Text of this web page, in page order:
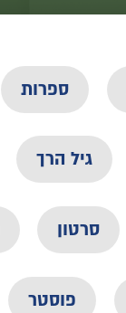
ספרות
גיל הרך
סרטון
פוסטר